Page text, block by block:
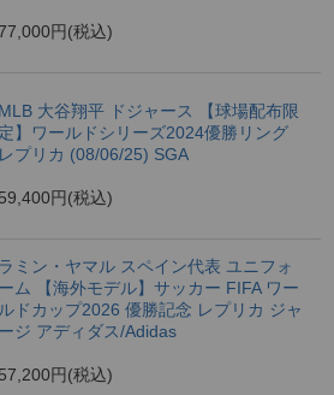
円 (税込)
MLB 大谷翔平 ドジャース 【球場配布限
定】ワールドシリーズ2024優勝リング
レプリカ (08/06/25) SGA
59,400円 (税込)
ラミン・ヤマル スペイン代表 ユニフォ
ーム 【海外モデル】サッカー FIFA ワー
ルドカップ2026 優勝記念 レプリカ ジャ
ージ アディダス/Adidas
57,200円 (税込)